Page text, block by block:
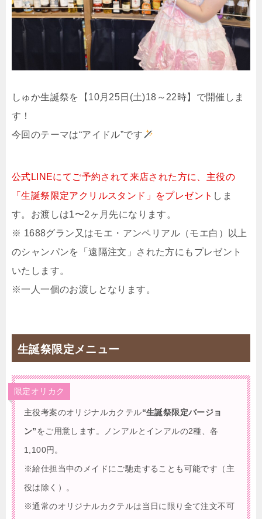
しゅか生誕祭を【10月25日(土)18～22時】で開催しま
す！
今回のテーマは“アイドル”です
公式LINEにてご予約されて来店された方に、主役の
「生誕祭限定アクリルスタンド」をプレゼント しま
す。お渡しは1〜2ヶ月先になります。
※ 1688グラン又はモエ・アンペリアル（モエ白）以上
のシャンパンを「遠隔注文」された方にもプレゼント
いたします。
※一人一個のお渡しとなります。
生誕祭限定メニュー
限定オリカク
主役考案のオリジナルカクテル“生誕祭限定バージョ
ン”をご用意します。ノンアルとインアルの2種、各
1,100円。
※給仕担当中のメイドにご馳走することも可能です（主
役は除く）。
※通常のオリジナルカクテルは当日に限り全て注文不可